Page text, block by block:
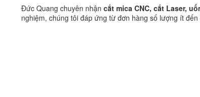
Đức Quang chuyên nhận cắt mica CNC, cắt Laser,
nghiệm, chúng tôi đáp ứng từ đơn hàng số lượng ít